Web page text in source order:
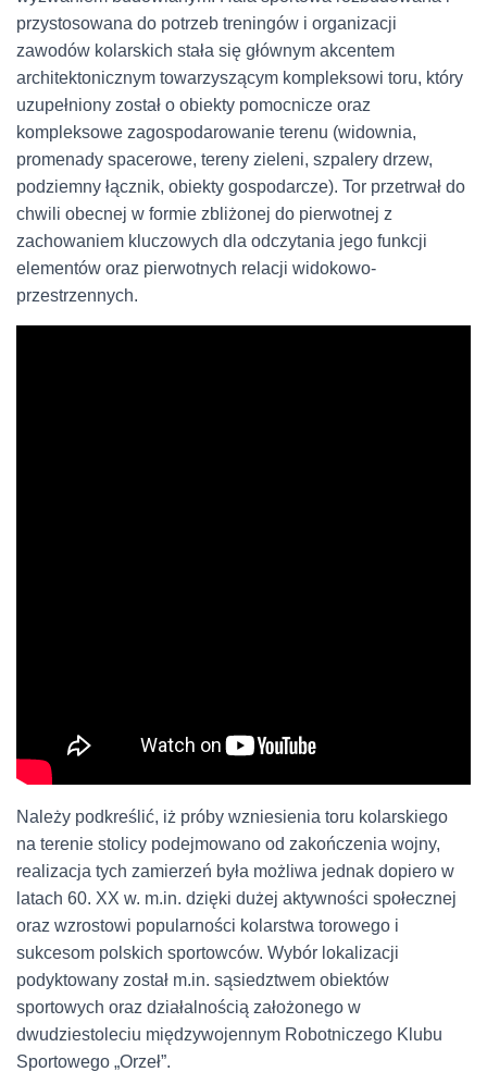
przystosowana do potrzeb treningów i organizacji
zawodów kolarskich stała się głównym akcentem
architektonicznym towarzyszącym kompleksowi toru, który
uzupełniony został o obiekty pomocnicze oraz
kompleksowe zagospodarowanie terenu (widownia,
promenady spacerowe, tereny zieleni, szpalery drzew,
podziemny łącznik, obiekty gospodarcze). Tor przetrwał do
chwili obecnej w formie zbliżonej do pierwotnej z
zachowaniem kluczowych dla odczytania jego funkcji
elementów oraz pierwotnych relacji widokowo-
przestrzennych.
Należy podkreślić, iż próby wzniesienia toru kolarskiego
na terenie stolicy podejmowano od zakończenia wojny,
realizacja tych zamierzeń była możliwa jednak dopiero w
latach 60. XX w. m.in. dzięki dużej aktywności społecznej
oraz wzrostowi popularności kolarstwa torowego i
sukcesom polskich sportowców. Wybór lokalizacji
podyktowany został m.in. sąsiedztwem obiektów
sportowych oraz działalnością założonego w
dwudziestoleciu międzywojennym Robotniczego Klubu
Sportowego „Orzeł”.